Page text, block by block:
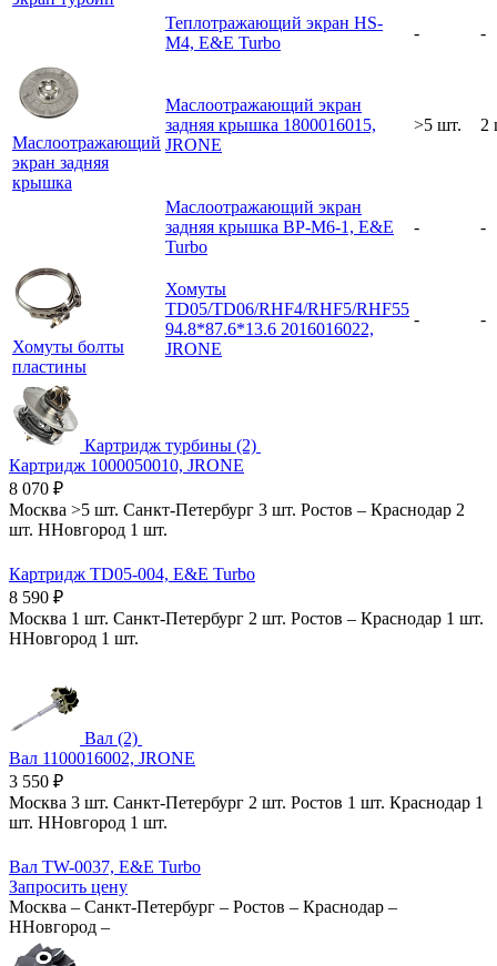
Теплотражающий экран HS-
M4, E&E Turbo
- -
Маслоотражающий
экран задняя
крышка
Маслоотражающий экран
задняя крышка 1800016015,
JRONE
>5 шт. 2
Маслоотражающий экран
задняя крышка BP-M6-1, E&E
Turbo
- -
Хомуты болты
пластины
Хомуты
TD05/TD06/RHF4/RHF5/RHF55
94.8*87.6*13.6 2016016022,
JRONE
- -
Картридж турбины (2)
Картридж 1000050010, JRONE
8 070 ₽
Москва >5 шт. Санкт-Петербург 3 шт. Ростов – Краснодар 2
шт. ННовгород 1 шт.
Картридж TD05-004, E&E Turbo
8 590 ₽
Москва 1 шт. Санкт-Петербург 2 шт. Ростов – Краснодар 1 шт.
ННовгород 1 шт.
Вал (2)
Вал 1100016002, JRONE
3 550 ₽
Москва 3 шт. Санкт-Петербург 2 шт. Ростов 1 шт. Краснодар 1
шт. ННовгород 1 шт.
Вал TW-0037, E&E Turbo
Запросить цену
Москва – Санкт-Петербург – Ростов – Краснодар –
ННовгород –